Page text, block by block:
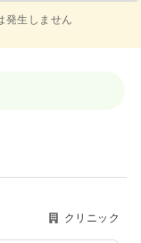
発生しません
クリニック